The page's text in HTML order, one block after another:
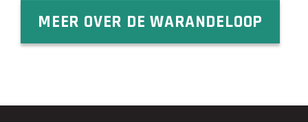
MEER OVER DE WARANDELOOP